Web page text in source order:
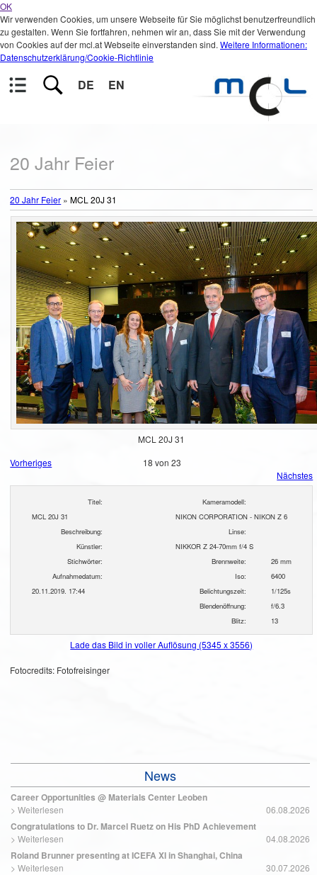
OK
Wir verwenden Cookies, um unsere Webseite für Sie möglichst benutzerfreundlich
zu gestalten. Wenn Sie fortfahren, nehmen wir an, dass Sie mit der Verwendung
von Cookies auf der mcl.at Webseite einverstanden sind. Weitere Informationen:
Datenschutzerklärung/Cookie-Richtlinie
DE EN
20 Jahr Feier
20 Jahr Feier »MCL 20J 31
MCL 20J 31
Vorheriges
18 von 23
Nächstes
Titel:
MCL 20J 31
Beschreibung:
Künstler:
Stichwörter:
Aufnahmedatum:
20.11.2019. 17:44
Kameramodell:
NIKON CORPORATION - NIKON Z 6
Linse:
NIKKOR Z 24-70mm f/4 S
Brennweite:
26 mm
Iso:
6400
Belichtungszeit:
1/125s
Blendenöffnung:
f/6.3
Blitz:
13
Lade das Bild in voller Auflösung (5345 x 3556)
Fotocredits: Fotofreisinger
News
Career Opportunities @ Materials Center Leoben
> Weiterlesen 06.08.2026
Congratulations to Dr. Marcel Ruetz on His PhD Achievement
> Weiterlesen 04.08.2026
Roland Brunner presenting at ICEFA XI in Shanghai, China
> Weiterlesen 30.07.2026